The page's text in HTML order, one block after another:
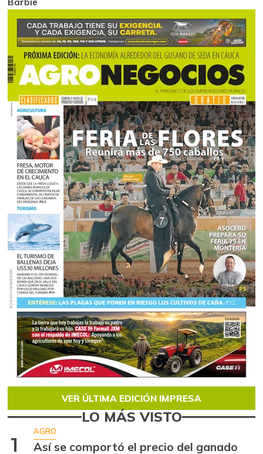
VER ÚLTIMA EDICIÓN IMPRESA
LO MÁS VISTO
1
AGRO
Así se comportó el precio del ganado